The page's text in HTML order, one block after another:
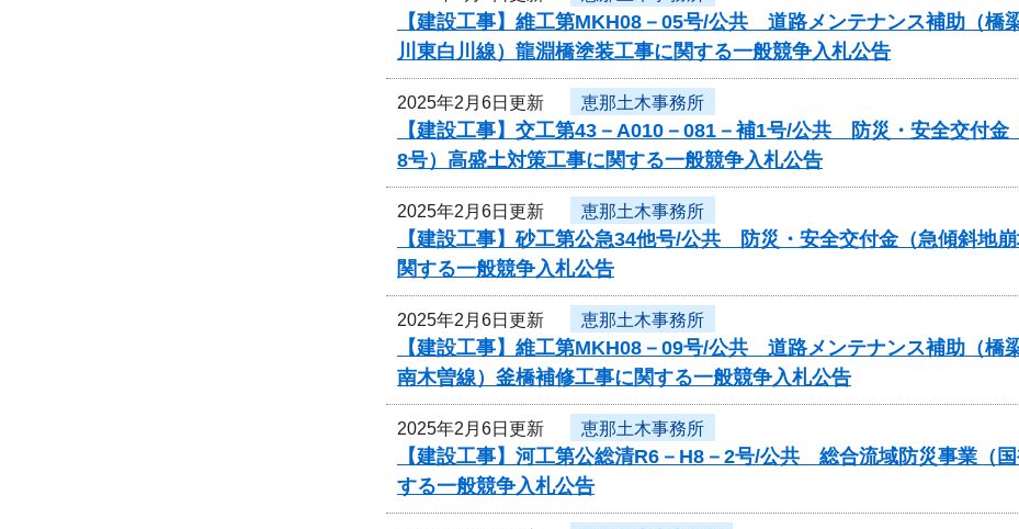
【建設工事】維工第MKH08－05号/公共 道路メンテナンス補助（橋
川東白川線）龍淵橋塗装工事に関する一般競争入札公告
2025年2月6日更新 恵那土木事務所
【建設工事】交工第43－A010－081－補1号/公共 防災・安全交付
8号）高盛土対策工事に関する一般競争入札公告
2025年2月6日更新 恵那土木事務所
【建設工事】砂工第公急34他号/公共 防災・安全交付金（急傾斜地
関する一般競争入札公告
2025年2月6日更新 恵那土木事務所
【建設工事】維工第MKH08－09号/公共 道路メンテナンス補助（橋
南木曽線）釜橋補修工事に関する一般競争入札公告
2025年2月6日更新 恵那土木事務所
【建設工事】河工第公総清R6－H8－2号/公共 総合流域防災事業（
する一般競争入札公告